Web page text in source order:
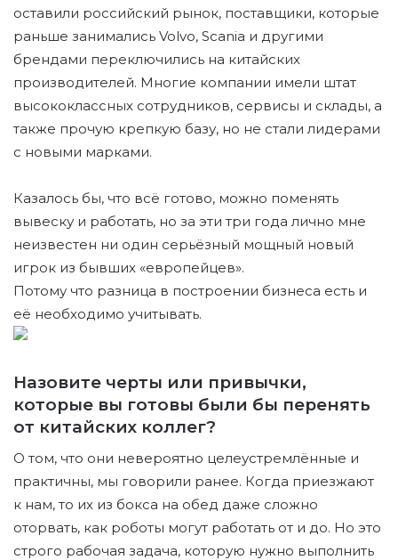
оставили российский рынок, поставщики, которые
раньше занимались Volvo, Scania и другими
брендами переключились на китайских
производителей. Многие компании имели штат
высококлассных сотрудников, сервисы и склады, а
также прочую крепкую базу, но не стали лидерами
с новыми марками.
Казалось бы, что всё готово, можно поменять
вывеску и работать, но за эти три года лично мне
неизвестен ни один серьёзный мощный новый
игрок из бывших «европейцев».
Потому что разница в построении бизнеса есть и
её необходимо учитывать.
Назовите черты или привычки,
которые вы готовы были бы перенять
от китайских коллег?
О том, что они невероятно целеустремлённые и
практичны, мы говорили ранее. Когда приезжают
к нам, то их из бокса на обед даже сложно
оторвать, как роботы могут работать от и до. Но это
строго рабочая задача, которую нужно выполнить